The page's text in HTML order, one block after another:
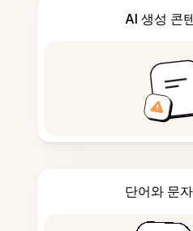
AI 생성 콘
단어와 문